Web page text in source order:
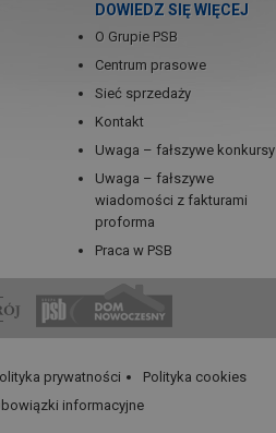
DOWIEDZ SIĘ WIĘCEJ
O Grupie PSB
Centrum prasowe
Sieć sprzedaży
Kontakt
Uwaga – fałszywe konkursy
Uwaga – fałszywe
wiadomości z fakturami
proforma
Praca w PSB
prywatności
Polityka cookies
informacyjne